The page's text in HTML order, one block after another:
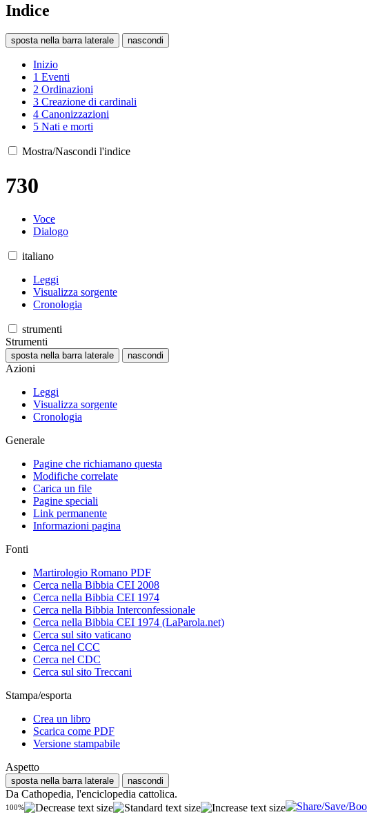
Indice
sposta nella barra laterale nascondi
Inizio
1 Eventi
2 Ordinazioni
3 Creazione di cardinali
4 Canonizzazioni
5 Nati e morti
Mostra/Nascondi l'indice
730
Voce
Dialogo
italiano
Leggi
Visualizza sorgente
Cronologia
strumenti
Strumenti
sposta nella barra laterale nascondi
Azioni
Leggi
Visualizza sorgente
Cronologia
Generale
Pagine che richiamano questa
Modifiche correlate
Carica un file
Pagine speciali
Link permanente
Informazioni pagina
Fonti
Martirologio Romano PDF
Cerca nella Bibbia CEI 2008
Cerca nella Bibbia CEI 1974
Cerca nella Bibbia Interconfessionale
Cerca nella Bibbia CEI 1974 (LaParola.net)
Cerca sul sito vaticano
Cerca nel CCC
Cerca nel CDC
Cerca sul sito Treccani
Stampa/esporta
Crea un libro
Scarica come PDF
Versione stampabile
Aspetto
sposta nella barra laterale nascondi
Da Cathopedia, l'enciclopedia cattolica.
100%